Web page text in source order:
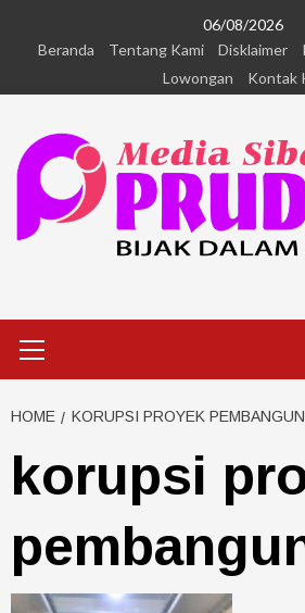
06/08/2026
Beranda
Tentang Kami Disklaimer
Lowongan
Kontak
HOME KORUPSI PROYEK
korupsi